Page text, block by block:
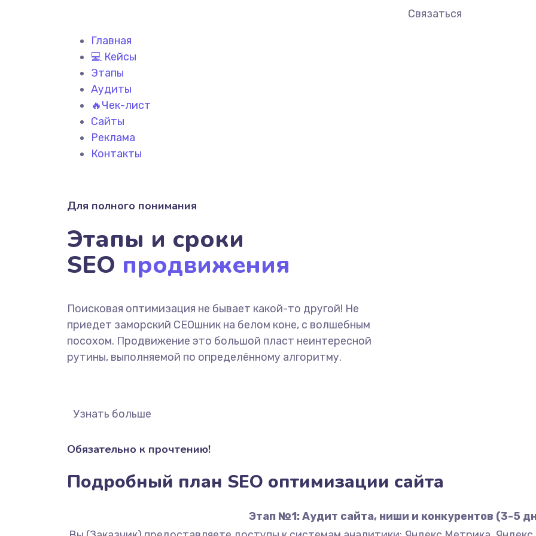
Главная
💻 Кейсы
Этапы
Аудиты
🔥Чек-лист
Сайты
Реклама
Контакты
Связаться
Для полного понимания
Этапы и сроки
SEO продвижения
Поисковая оптимизация не бывает какой-то другой! Не
приедет заморский СЕОшник на белом коне, с волшебным
посохом. Продвижение это большой пласт неинтересной
рутины, выполняемой по определённому алгоритму.
Узнать больше
Обязательно к прочтению!
Подробный план SEO оптимизации сайта
Этап №1: Аудит сайта, ниши и конкурентов (3-5